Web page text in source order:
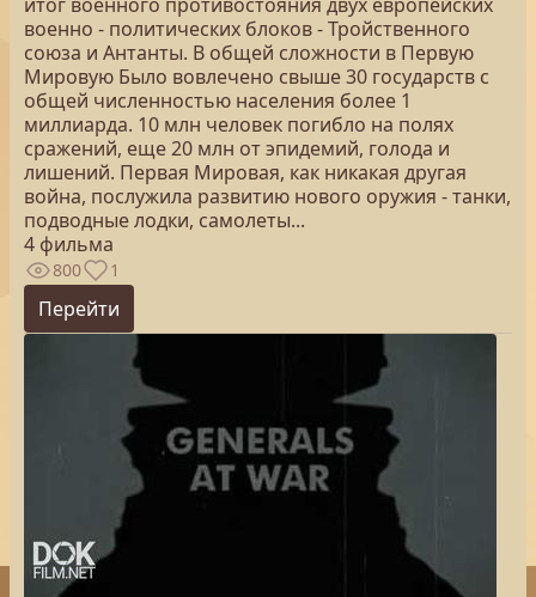
военно - политических блоков - Тройственного
союза и Антанты. В общей сложности в Первую
Мировую Было вовлечено свыше 30 государств с
общей численностью населения более 1
миллиарда. 10 млн человек погибло на полях
сражений, еще 20 млн от эпидемий, голода и
лишений. Первая Мировая, как никакая другая
война, послужила развитию нового оружия - танки,
подводные лодки, самолеты...
4 фильма
800 1
Перейти